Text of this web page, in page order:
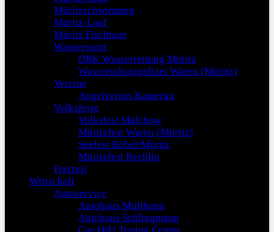
Müritzschwimmen
Müritz-Lauf
Müritz Fischtage
Wassersport
DRK Wasserrettung Müritz
Wasserschutzpolizei Waren (Müritz)
Vereine
Angelverein Kamerun
Volksfeste
Volksfest Malchow
Müritzfest Waren (Müritz)
Seefest Röbel/Müritz
Müritzfest Rechlin
Freizeit
Wirtschaft
Autoservice
Autohaus Multhaup
Autohaus Schlingmann